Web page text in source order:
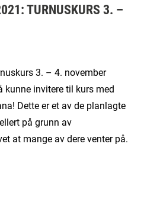
TURNUSKURS 3. –
3. – 4. november
invitere til kurs med
Dette er et av de planlagte
på grunn av
at mange av dere venter på.